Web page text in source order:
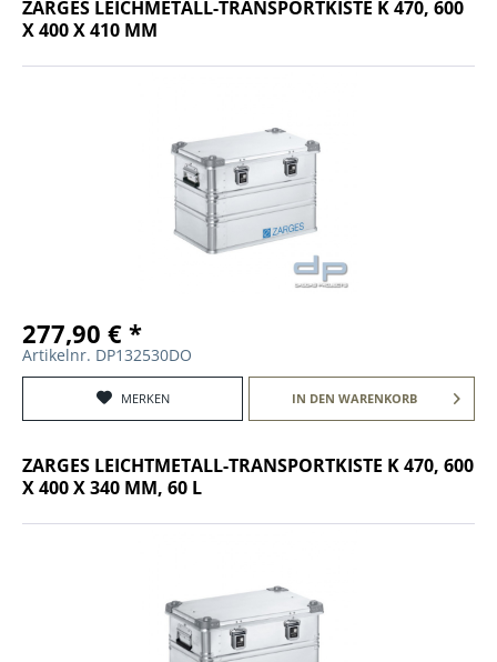
ZARGES LEICHMETALL-TRANSPORTKISTE K 470, 600
X 400 X 410 MM
277,90 € *
Artikelnr. DP132530DO
MERKEN IN DEN WARENKORB
ZARGES LEICHTMETALL-TRANSPORTKISTE K 470, 600
X 400 X 340 MM, 60 L